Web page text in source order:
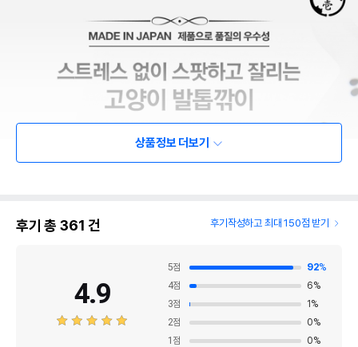
상품정보 더보기
후기 총 361 건 후기작성하고 최대 150점 받기
4.9
5점 92%
4점 6%
3점 1 %
2점 0%
1 점 0%